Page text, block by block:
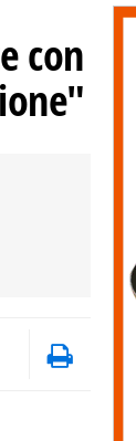
con